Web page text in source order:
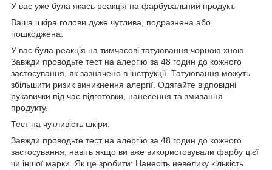
У вас уже була якась реакція на фарбувальний продукт.
Ваша шкіра голови дуже чутлива, подразнена або
пошкоджена.
У вас була реакція на тимчасові татуювання чорною хною.
Завжди проводьте тест на алергію за 48 годин до кожного
застосування, як зазначено в інструкції. Татуювання можуть
збільшити ризик виникнення алергії. Одягайте відповідні
рукавички під час підготовки, нанесення та змивання
продукту.
Тест на чутливість шкіри:
Завжди проводьте тест на алергію за 48 годин до кожного
застосування, навіть якщо ви вже використовували фарбу цієї
чи іншої марки. Як це зробити: Нанесіть невелику кількість